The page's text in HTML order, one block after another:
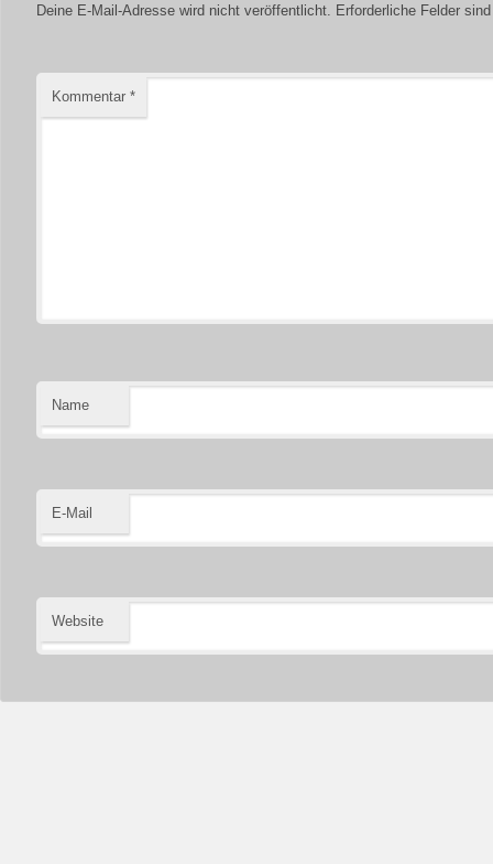
Deine E-Mail-Adresse wird nicht veröffentlicht. Erforderliche Felder
Kommentar *
Name
E-Mail
Website